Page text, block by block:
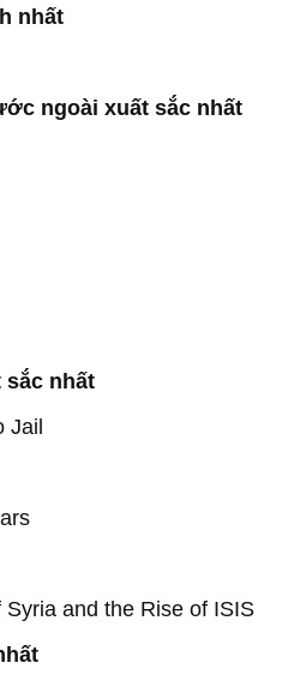
nhất
ngoài xuất sắc nhất
sắc nhất
Jail
and the Rise of ISIS